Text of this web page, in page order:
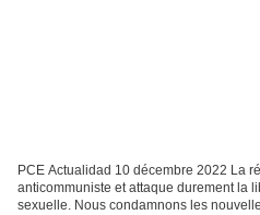
PCE Actualidad 10 décembre 2022 La
anticommuniste et attaque durement la
sexuelle. Nous condamnons les